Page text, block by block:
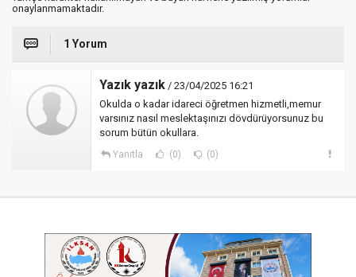
onaylanmamaktadır.
1 Yorum
Yazık yazık / 23/04/2025 16:21
Okulda o kadar idareci öğretmen hizmetli,memur
varsınız nasıl meslektaşınızı dövdürüyorsunuz bu
sorum bütün okullara.
Yanıtla (0) (0)